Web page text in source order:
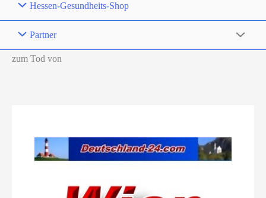
Hessen-Gesundheits-Shop
Partner
zum Tod von